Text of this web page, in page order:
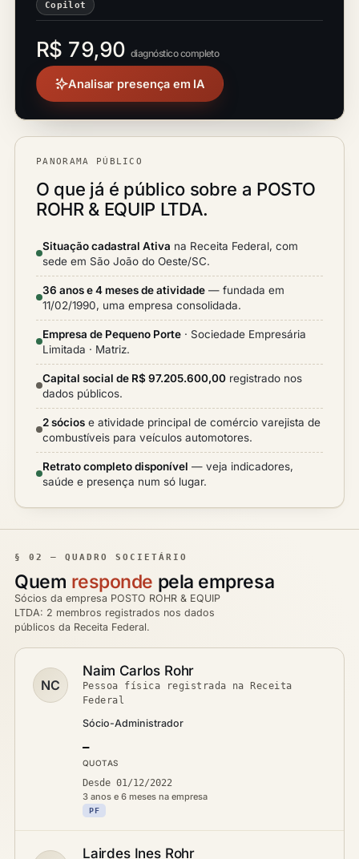
Copilot
R$ 79,90 diagnóstico completo
Analisar presença em IA
PANORAMA PÚBLICO
O que já é público sobre a POSTO
ROHR & EQUIP LTDA.
Situação cadastral Ativa na Receita Federal, com
sede em São João do Oeste/SC.
36 anos e 4 meses de atividade — fundada em
11/02/1990, uma empresa consolidada.
Empresa de Pequeno Porte · Sociedade Empresária
Limitada · Matriz.
Capital social de R$ 97.205.600,00 registrado nos
dados públicos.
2 sócios e atividade principal de comércio varejista de
combustíveis para veículos automotores.
Retrato completo disponível — veja indicadores,
saúde e presença num só lugar.
§ 02 — QUADRO SOCIETÁRIO
Quem responde pela empresa
Sócios da empresa POSTO ROHR & EQUIP
LTDA: 2 membros registrados nos dados
públicos da Receita Federal.
NC
Naim Carlos Rohr
Pessoa física registrada na Receita
Federal
Sócio-Administrador
—
QUOTAS
Desde 01/12/2022
3 anos e 6 meses na empresa
PF
Lairdes Ines Rohr